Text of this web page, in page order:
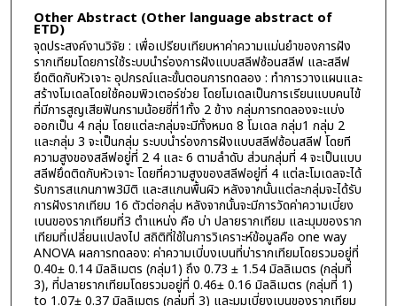
Other Abstract (Other language abstract of
ETD)
จุดประสงค์งานวิจัย : เพื่อเปรียบเทียบหาค่าความแม่นยำของการฝัง
รากเทียมโดยการใช้ระบบนำร่องการฝังแบบสลีฟซ้อนสลีฟ และสลีฟ
ยึดติดกับหัวเจาะ อุปกรณ์และขั้นตอนการทดลอง : ทำการวางแผนและ
สร้างโมเดลโดยใช้คอมพิวเตอร์ช่วย โดยโมเดลเป็นการเรียนแบบคนไข้
ที่มีการสูญเสียฟันกรามน้อยซี่ที่1ทั้ง 2 ข้าง กลุ่มการทดลองจะแบ่ง
ออกเป็น 4 กลุ่ม โดยแต่ละกลุ่มจะมีทั้งหมด 8 โมเดล กลุ่ม1 กลุ่ม 2
และกลุ่ม 3 จะเป็นกลุ่ม ระบบนำร่องการฝังแบบสลีฟซ้อนสลีฟ โดยที
ความสูงของสลีฟอยู่ที่ 2 4 และ 6 ตามลำดับ ส่วนกลุ่มที่ 4 จะเป็นแบบ
สลีฟยึดติดกับหัวเจาะ โดยที่ความสูงของสลีฟอยู่ที่ 4 แต่ละโมเดลจะได้
รับการสแกนภาพ3มิติ และสแกนพื้นผิว หลังจากนั้นแต่ละกลุ่มจะได้รับ
การฝังรากเทียม 16 ตัวต่อกลุ่ม หลังจากนั้นจะมีการวัดค่าความเบี่ยง
เบนของรากเทียมที่3 ตำแหน่ง คือ บ่า ปลายรากเทียม และมุมของราก
เทียมที่เปลี่ยนแปลงไป สถิติที่ใช้ในการวิเคราะห์ข้อมูลคือ one way
ANOVA ผลการทดลอง: ค่าความเบี่บงเบนที่บ่ารากเทียมโดยรวมอยู่ที่
0.40± 0.14 มิลลิเมตร (กลุ่ม1) ถึง 0.73 ± 1.54 มิลลิเมตร (กลุ่มที่
3), ที่ปลายรากเทียมโดยรวมอยู่ที่ 0.46± 0.16 มิลลิเมตร (กลุ่มที่ 1)
to 1.07± 0.37 มิลลิเมตร (กลุ่มที่ 3) และมุมเบี่ยงเบนของรากเทียม